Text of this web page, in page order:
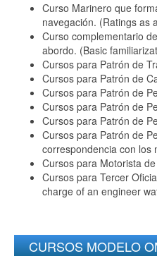
Curso Marinero que
navegación. (Ratings as
Curso complementario
abordo. (Basic
Cursos para Patrón de
Cursos para Patrón de
Cursos para Patrón de
Cursos para Patrón de
Cursos para Patrón de
Cursos para Patrón de
correspondencia con los
Cursos para Motorista
Cursos para Tercer
charge of an engineer
CURSOS MODELO